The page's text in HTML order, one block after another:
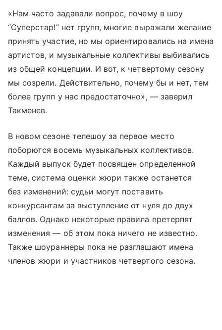
«Нам часто задавали вопрос, почему в шоу
“Суперстар!” нет групп, многие выражали желание
принять участие, но мы ориентировались на имена
артистов, и музыкальные коллективы выбивались
из общей концепции. И вот, к четвертому сезону
мы созрели. Действительно, почему бы и нет, тем
более групп у нас предостаточно», — заверил
Такменев.
В новом сезоне телешоу за первое место
поборются восемь музыкальных коллективов.
Каждый выпуск будет посвящен определенной
теме, система оценки жюри также останется
без изменений: судьи могут поставить
конкурсантам за выступление от нуля до двух
баллов. Однако некоторые правила претерпят
изменения — об этом пока ничего не известно.
Также шоураннеры пока не разглашают имена
членов жюри и участников четвертого сезона.